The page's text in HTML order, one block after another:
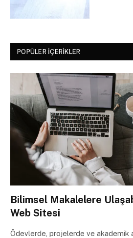
POPÜLER İÇERIKLER
Bilimsel Makalelere
Web Sitesi
Ödevlerde, projelerde ve akademik